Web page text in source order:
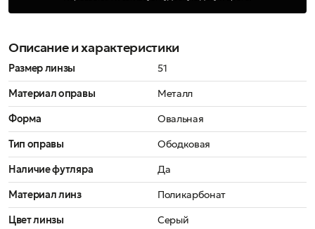
Описание и характеристики
Размер линзы
51
Материал оправы
Металл
Форма
Овальная
Тип оправы
Ободковая
Наличие футляра
Да
Материал линз
Поликарбонат
Цвет линзы
Серый